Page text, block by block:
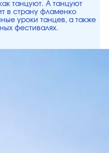
танцуют. А танцуют
в страну фламенко
уроки танцев, а также
фестивалях.